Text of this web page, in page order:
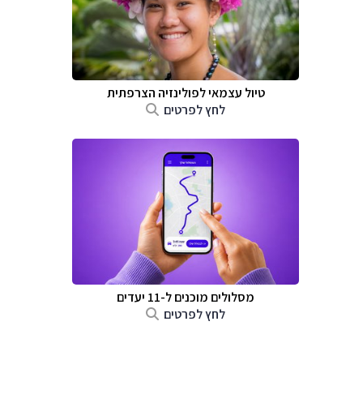
טיול עצמאי לפולינזיה הצרפתית
לחץ לפרטים
מסלולים מוכנים ל-11 יעדים
לחץ לפרטים